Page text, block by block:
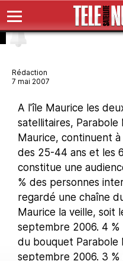
Rédaction
7 mai 2007
A l'île Maurice les
satellitaires, Parabole
Maurice, continuent
des 25-44 ans et les
constitue une
% des personnes
regardé une chaîne
Maurice la veille, soit
septembre 2006. 4
du bouquet Parabole
septembre 2006. 3